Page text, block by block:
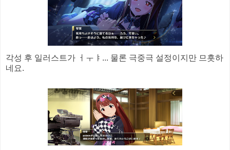
각성 후 일러스트가 ㅓㅜㅑ... 물론 극중극 설정이지만 므흣하
네요.